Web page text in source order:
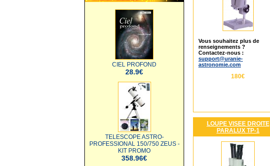
CIEL PROFOND
28.9€
TELESCOPE ASTRO-
PROFESSIONAL 150/750 ZEUS -
KIT PROMO
358.96€
Vous souhaitez plus de
renseignements ?
Contactez-nous :
support@uranie-
astronomie.com
180€
LOUPE VISEE DROITE
PARALUX TP-1